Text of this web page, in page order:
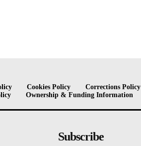
Cookies Policy Corrections Policy
Ownership & Funding Information
Subscribe